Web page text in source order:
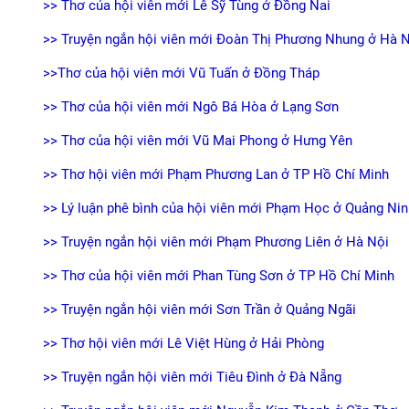
>> Thơ của hội viên mới Lê Sỹ Tùng ở Đồng Nai
>> Truyện ngắn hội viên mới Đoàn Thị Phương Nhung ở Hà
>>Thơ của hội viên mới Vũ Tuấn ở Đồng Tháp
>> Thơ của hội viên mới Ngô Bá Hòa ở Lạng Sơn
>> Thơ của hội viên mới Vũ Mai Phong ở Hưng Yên
>> Thơ hội viên mới Phạm Phương Lan ở TP Hồ Chí Minh
>> Lý luận phê bình của hội viên mới Phạm Học ở Quảng
>> Truyện ngắn hội viên mới Phạm Phương Liên ở Hà Nội
>> Thơ của hội viên mới Phan Tùng Sơn ở TP Hồ Chí Minh
>> Truyện ngắn hội viên mới Sơn Trần ở Quảng Ngãi
>> Thơ hội viên mới Lê Việt Hùng ở Hải Phòng
>> Truyện ngắn hội viên mới Tiêu Đình ở Đà Nẵng